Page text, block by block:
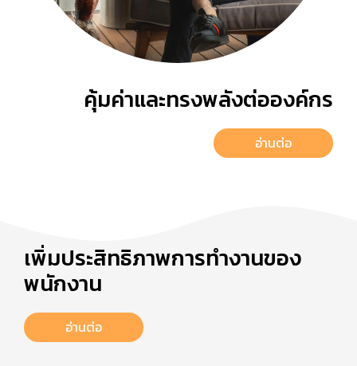
คุ้มค่าและทรงพลังต่อองค์กร
อ่านต่อ
เพิ่มประสิทธิภาพการทำงานของ
พนักงาน
อ่านต่อ